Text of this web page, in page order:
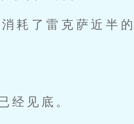
耗了雷克萨近半
经见底。